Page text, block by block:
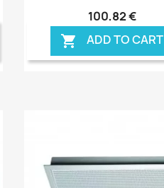
100,82 €
 ADD TO CART